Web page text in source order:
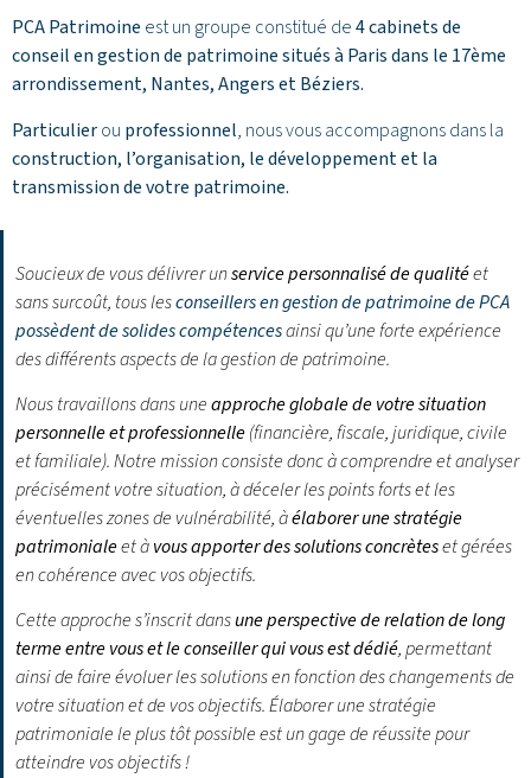
PCA Patrimoine est un groupe constitué de4 cabinets de
conseil en gestion de patrimoine situés à Paris dans le 17ème
arrondissement, Nantes,AngersetBéziers.
Particulierou professionnel, nous vous accompagnons dans la
construction, l’organisation, le développement et la
transmission de votre patrimoine.
Soucieux de vous délivrer unservice personnalisé de qualitéet
sans surcoût, tous lesconseillers en gestion de patrimoine de PCA
possèdent de solides compétencesainsi qu’une forte expérience
des différents aspects de la gestion de patrimoine.
Nous travaillons dans uneapproche globale de votre situation
personnelle et professionnelle(financière, fiscale, juridique, civile
et familiale). Notre mission consiste donc à comprendre et analyser
précisément votre situation, à déceler les points forts et les
éventuelles zones de vulnérabilité, àélaborer une stratégie
patrimonialeet àvous apporter des solutions concrèteset gérées
en cohérence avec vos objectifs.
Cette approche s’inscrit dansune perspective de relation de long
terme entre vous et le conseiller qui vous est dédié, permettant
ainsi de faire évoluer les solutions en fonction des changements de
votre situation et de vos objectifs.Élaborer une stratégie
patrimoniale le plus tôt possible est un gage de réussite pour
atteindre vos objectifs !